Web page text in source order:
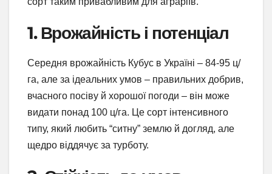
1. Врожайність і потенціал
Середня врожайність Кубус в Україні – 84-95 ц/
га, але за ідеальних умов – правильних добрив,
вчасного посіву й хорошої погоди – він може
видати понад 100 ц/га. Це сорт інтенсивного
типу, який любить “ситну” землю й догляд, але
щедро віддячує за турботу.